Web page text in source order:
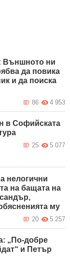
Външното ни
да повика
и да поиска
4 953
86
в Софийската
5 077
25
нелогични
на бащата на
му
5 257
20
„По-добре
и Петър